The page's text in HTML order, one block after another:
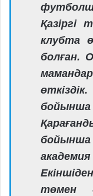
Қазіргі
клубта
болған.
төмен